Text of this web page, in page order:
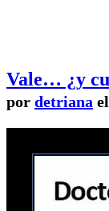
Vale… ¿y
por detriana